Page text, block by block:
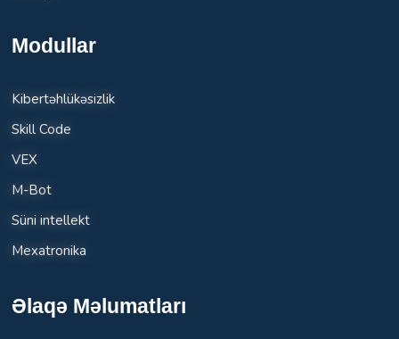
Modullar
Kibertəhlükəsizlik
Skill Code
VEX
M-Bot
Süni intellekt
Mexatronika
Əlaqə Məlumatları